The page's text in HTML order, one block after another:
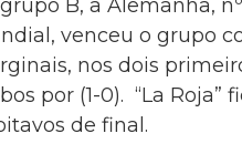
B, a Alemanha,
venceu o grupo
nos dois
por (1-0). “La Roja”
de final.